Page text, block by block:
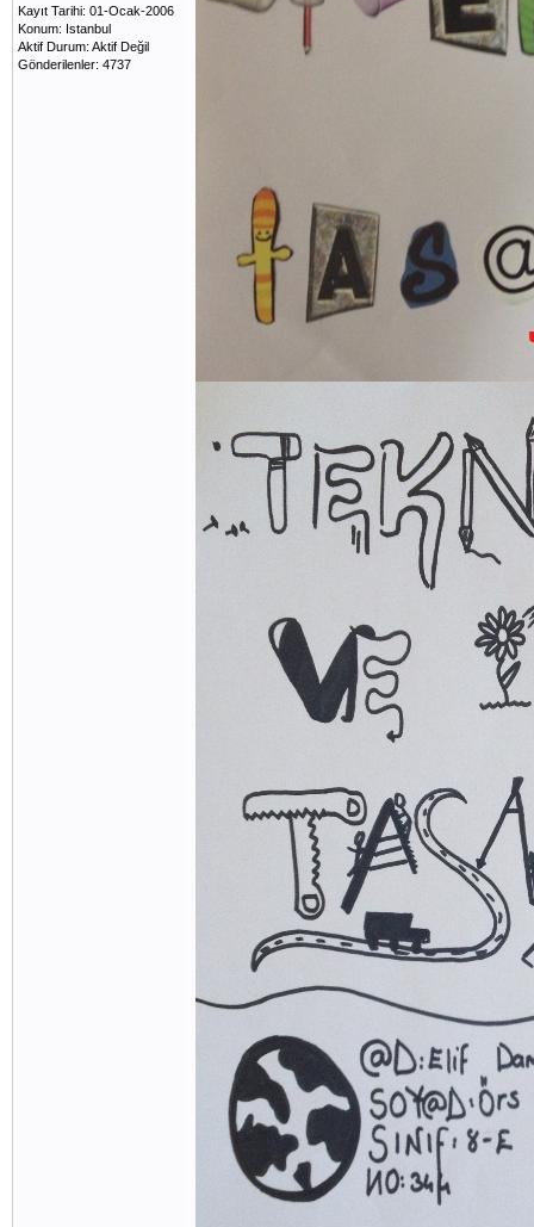
Kayıt Tarihi: 01-Ocak-2006
Konum: Istanbul
Aktif Durum: Aktif Değil
Gönderilenler: 4737